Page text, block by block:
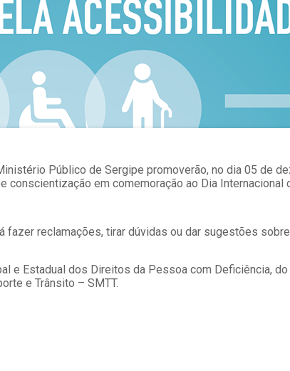
Público de Sergipe promoverão, no dia 05 de
em comemoração ao Dia Internacional
fazer reclamações, tirar dúvidas ou dar sugestões
e Estadual dos Direitos da Pessoa com Deficiência,
e Trânsito – SMTT.